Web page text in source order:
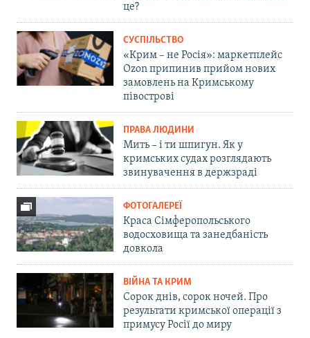
це?
СУСПІЛЬСТВО
«Крим – не Росія»: маркетплейс
Ozon припинив прийом нових
замовлень на Кримському
півострові
ПРАВА ЛЮДИНИ
Мить – і ти шпигун. Як у
кримських судах розглядають
звинувачення в держзраді
ФОТОГАЛЕРЕЇ
Краса Сімферопольського
водосховища та занедбаність
довкола
ВІЙНА ТА КРИМ
Сорок днів, сорок ночей. Про
результати кримської операції з
примусу Росії до миру